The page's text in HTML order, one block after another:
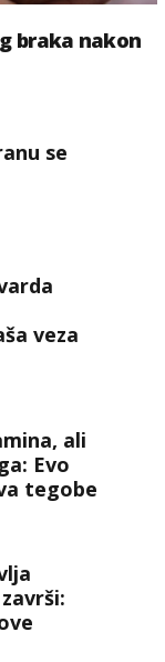
braka nakon
se
veza
ali
Evo
tegobe